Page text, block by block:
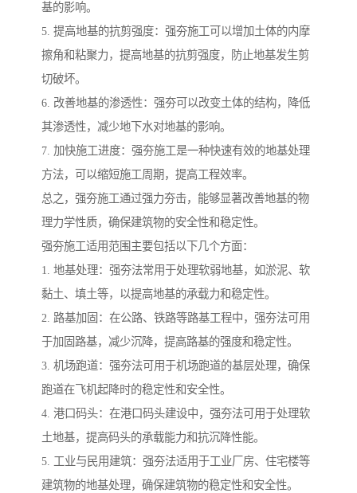
基的影响。
5. 提高地基的抗剪强度：强夯施工可以增加土体的内摩
擦角和粘聚力，提高地基的抗剪强度，防止地基发生剪
切破坏。
6. 改善地基的渗透性：强夯可以改变土体的结构，降低
其渗透性，减少地下水对地基的影响。
7. 加快施工进度：强夯施工是一种快速有效的地基处理
方法，可以缩短施工周期，提高工程效率。
总之，强夯施工通过强力夯击，能够显著改善地基的物
理力学性质，确保建筑物的安全性和稳定性。
强夯施工适用范围主要包括以下几个方面：
1. 地基处理：强夯法常用于处理软弱地基，如淤泥、软
黏土、填土等，以提高地基的承载力和稳定性。
2. 路基加固：在公路、铁路等路基工程中，强夯法可用
于加固路基，减少沉降，提高路基的强度和稳定性。
3. 机场跑道：强夯法可用于机场跑道的基层处理，确保
跑道在飞机起降时的稳定性和安全性。
4. 港口码头：在港口码头建设中，强夯法可用于处理软
土地基，提高码头的承载能力和抗沉降性能。
5. 工业与民用建筑：强夯法适用于工业厂房、住宅楼等
建筑物的地基处理，确保建筑物的稳定性和安全性。